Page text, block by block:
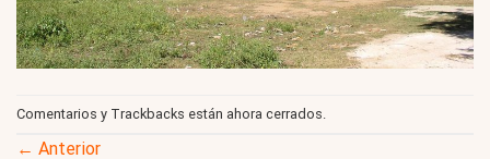
Comentarios y Trackbacks están ahora cerrados.
← Anterior